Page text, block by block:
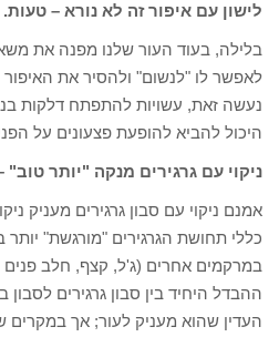
לישון עם איפור זה לא נורא – טעות.
בלילה, בעוד העור שלנו מפנה את
לאפשר לו "לנשום" ולהסיר את האיפור
נעשה זאת, עשויות להתפתח דלקות
היכול להביא להופעת פצעונים על
ניקוי עם גרגירים מנקה "יותר טוב"
אמנם ניקוי עם סבון גרגירים מעניק
כללי תחושת הגרגירים "מורגשת" יותר
במרקמים אחרים (ג'ל, קצף, חלב פנים
ההבדל היחיד בין סבון גרגירים
העדין שהוא מעניק לעור; אך במקרים